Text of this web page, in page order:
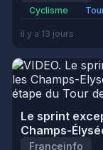
Cyclisme
il y a 13 jours
Le sprint
Champs-
Franceinfo